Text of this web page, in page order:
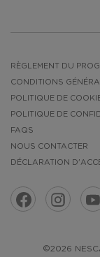
RÈGLEMENT DU
CONDITIONS
POLITIQUE DE
POLITIQUE DE
FAQS
NOUS CONTACTER
DÉCLARATION
©2026